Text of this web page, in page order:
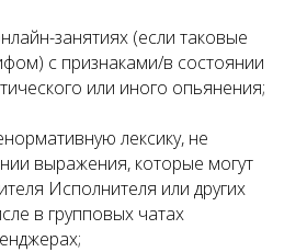
занятиях (если таковые
с признаками/в состоянии
или иного опьянения;
лексику, не
выражения, которые могут
Исполнителя или других
в групповых чатах